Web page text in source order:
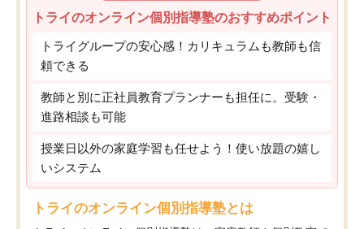
トライのオンライン個別指導塾のおすすめポイント
トライグループの安心感！カリキュラムも教師も信
頼できる
教師と別に正社員教育プランナーも担任に。受験・
進路相談も可能
授業日以外の家庭学習も任せよう！使い放題の嬉し
いシステム
トライのオンライン個別指導塾とは